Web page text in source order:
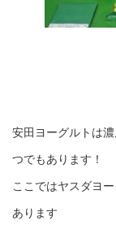
安田ヨーグルトは
つでもあります！
ここではヤスダヨ
あります